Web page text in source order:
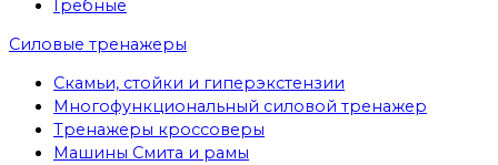
Гребные
Cиловые тренажеры
Скамьи, стойки и гиперэкстензии
Многофункциональный силовой тренажер
Тренажеры кроссоверы
Машины Смита и рамы